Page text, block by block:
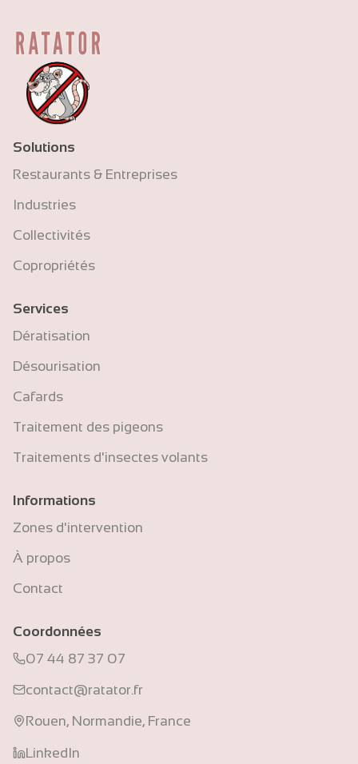
Solutions
Restaurants & Entreprises
Industries
Collectivités
Copropriétés
Services
Dératisation
Désourisation
Cafards
Traitement des pigeons
Traitements d'insectes volants
Informations
Zones d'intervention
À propos
Contact
Coordonnées
07 44 87 37 07
contact@ratator.fr
Rouen, Normandie, France
LinkedIn